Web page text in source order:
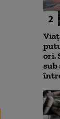
2
ori.
sub